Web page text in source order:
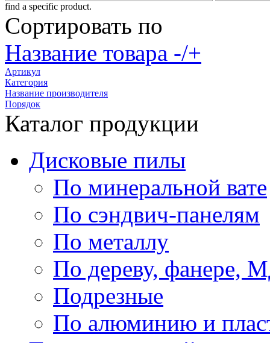
find a specific product.
Сортировать по
Название товара -/+
Артикул
Категория
Название производителя
Порядок
Каталог продукции
Дисковые пилы
По минеральной вате
По сэндвич-панелям
По металлу
По дереву,
Подрезные
По алюминию и